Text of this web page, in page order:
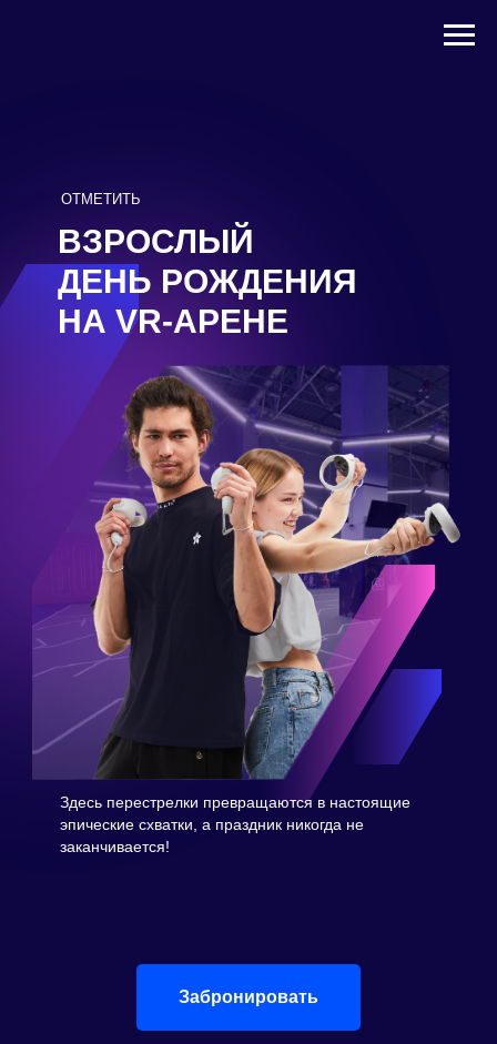
ОТМЕТИТЬ
Здесь перестрелки превращаются в настоящие
эпические схватки, а праздник никогда не
заканчивается!
ВЗРОСЛЫЙ
ДЕНЬ РОЖДЕНИЯ
НА VR-АРЕНЕ
Забронировать